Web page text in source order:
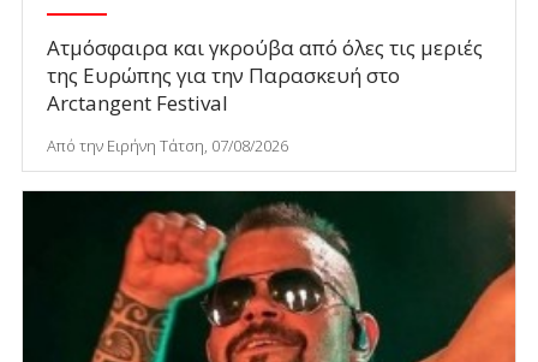
Ατμόσφαιρα και γκρούβα από όλες τις μεριές
της Ευρώπης για την Παρασκευή στο
Arctangent Festival
Από την Ειρήνη Τάτση, 07/08/2026